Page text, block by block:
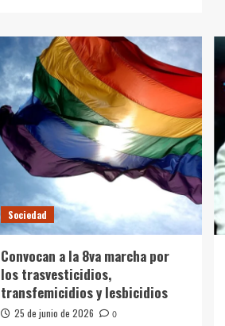
Cultura:
el
MUBA
incorpora
a
su
patrimonio
una
colección
histórica
artista
René
Brusau
Sociedad
Convocan a la 8va marcha por
los trasvesticidios,
transfemicidios y lesbicidios
25 de junio de 2026
0